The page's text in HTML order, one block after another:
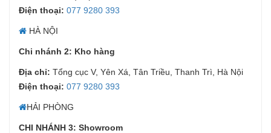
Điện thoại: 077 9280 393
HÀ NỘI
Chi nhánh 2: Kho hàng
Địa chỉ: Tổng cục V, Yên Xá, Tân Triều, Thanh Trì, Hà Nội
Điện thoại: 077 9280 393
HẢI PHÒNG
CHI NHÁNH 3: Showroom